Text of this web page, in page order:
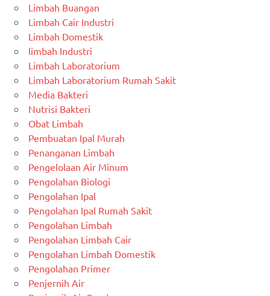
Limbah Buangan
Limbah Cair Industri
Limbah Domestik
limbah Industri
Limbah Laboratorium
Limbah Laboratorium Rumah Sakit
Media Bakteri
Nutrisi Bakteri
Obat Limbah
Pembuatan Ipal Murah
Penanganan Limbah
Pengelolaan Air Minum
Pengolahan Biologi
Pengolahan Ipal
Pengolahan Ipal Rumah Sakit
Pengolahan Limbah
Pengolahan Limbah Cair
Pengolahan Limbah Domestik
Pengolahan Primer
Penjernih Air